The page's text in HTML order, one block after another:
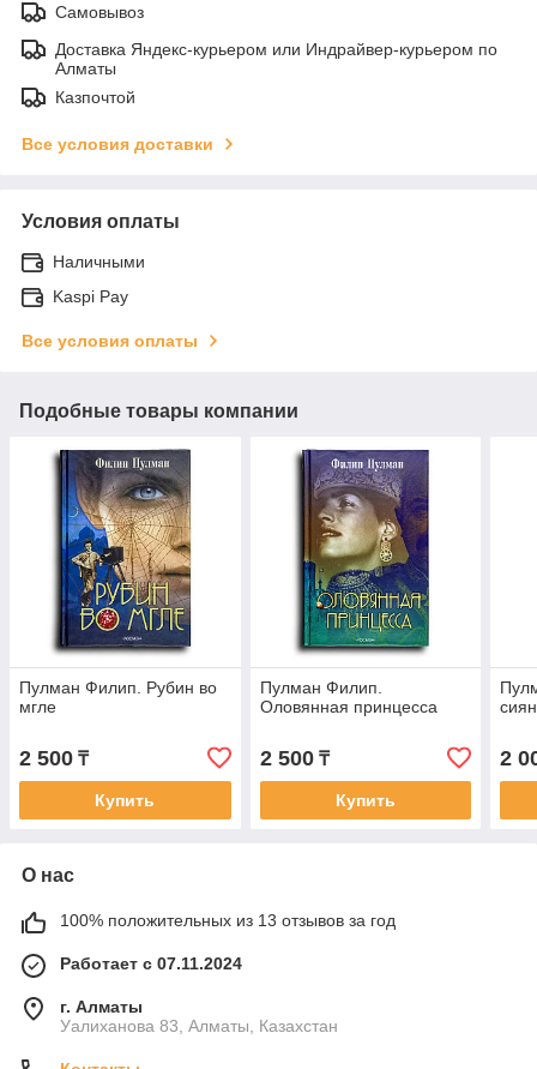
Самовывоз
Доставка Яндекс-курьером или Индрайвер-курьером по
Алматы
Казпочтой
Все условия доставки
Условия оплаты
Наличными
Kaspi Pay
Все условия оплаты
Подобные товары компании
Пулман Филип. Рубин во
мгле
2 500 ₸
Купить
Пулман Филип.
Оловянная принцесса
2 500₸
Купить
2
О нас
100% положительных из 13 отзывов за год
Работает с 07.11.2024
г. Алматы
Уалиханова 83, Алматы, Казахстан